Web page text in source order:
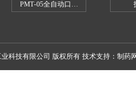
PMT-05全自动口红折断力测试仪
科技有限公司 版权所有 技术支持： 制药